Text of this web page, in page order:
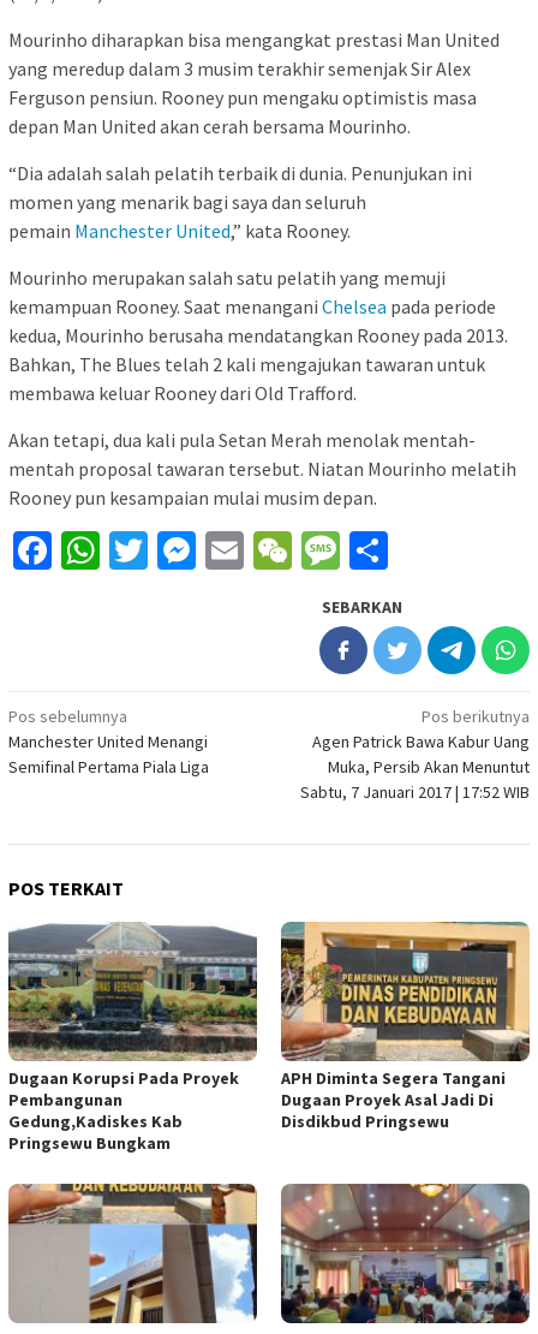
Mourinho diharapkan bisa mengangkat prestasi Man United
yang meredup dalam 3 musim terakhir semenjak Sir Alex
Ferguson pensiun. Rooney pun mengaku optimistis masa
depan Man United akan cerah bersama Mourinho.
“Dia adalah salah pelatih terbaik di dunia. Penunjukan ini
momen yang menarik bagi saya dan seluruh
pemain Manchester United,” kata Rooney.
Mourinho merupakan salah satu pelatih yang memuji
kemampuan Rooney. Saat menangani Chelsea pada periode
kedua, Mourinho berusaha mendatangkan Rooney pada 2013.
Bahkan, The Blues telah 2 kali mengajukan tawaran untuk
membawa keluar Rooney dari Old Trafford.
Akan tetapi, dua kali pula Setan Merah menolak mentah-
mentah proposal tawaran tersebut. Niatan Mourinho melatih
Rooney pun kesampaian mulai musim depan.
Facebook
WhatsApp
Twitter
Messenger
EmailWeChatMessage
SEBARKAN
Navigasi
pos
Pos sebelumnya
Manchester United Menangi
Semifinal Pertama Piala Liga
Pos berikutnya
Agen Patrick Bawa Kabur Uang
Muka, Persib Akan Menuntut
Sabtu, 7 Januari 2017 | 17:52 WIB
POS TERKAIT
Dugaan Korupsi Pada Proyek
Pembangunan
Gedung,Kadiskes Kab
Pringsewu Bungkam
APH Diminta Segera Tangani
Dugaan Proyek Asal Jadi Di
Disdikbud Pringsewu